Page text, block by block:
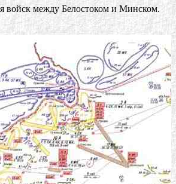
войск между Белостоком и Минском.